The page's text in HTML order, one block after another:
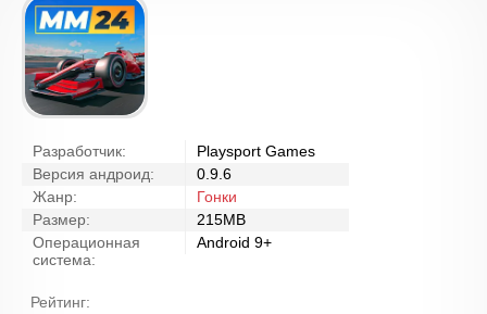
Разработчик:
Playsport Games
Версия андроид:
0.9.6
Жанр:
Гонки
Размер:
215MB
Операционная
система:
Android 9+
Рейтинг: